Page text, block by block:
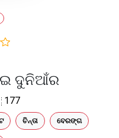
ଦୁନିଆଁର
177
ଚିନ୍ତା ବେରଙ୍ଗ